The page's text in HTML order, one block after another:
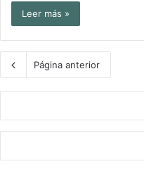
Leer más »
Página anterior